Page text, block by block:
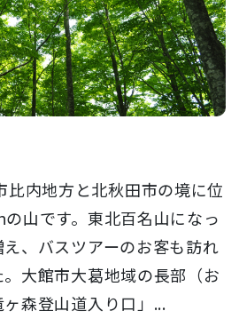
内地方と北秋田市の境に位
山です。東北百名山になっ
、バスツアーのお客も訪れ
大館市大葛地域の長部（お
森登山道入り口」...